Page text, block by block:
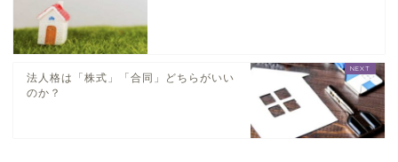
法人格は「株式」「合同」どちらがいい
のか？